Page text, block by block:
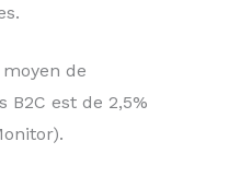
de
B2C est de 2,5%